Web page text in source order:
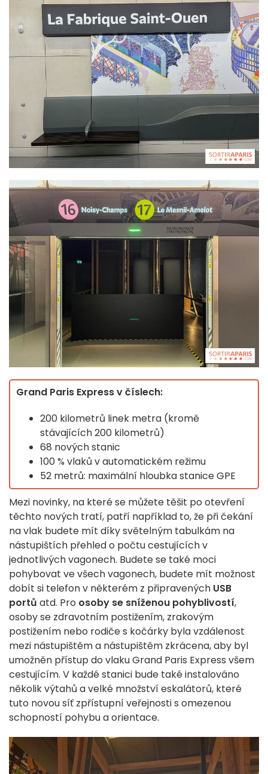
Grand Paris Express v číslech:
200 kilometrů linek metra (kromě
stávajících 200 kilometrů)
68 nových stanic
100 % vlaků v automatickém režimu
52 metrů: maximální hloubka stanice GPE
Mezi novinky, na které se můžete těšit po otevření
těchto nových tratí, patří například to, že při čekání
na vlak budete mít díky světelným tabulkám na
nástupištích přehled o počtu cestujících v
jednotlivých vagonech. Budete se také moci
pohybovat ve všech vagonech, budete mít možnost
dobít si telefon v některém z připravených USB
portů atd. Pro osoby se sníženou pohyblivostí,
osoby se zdravotním postižením, zrakovým
postižením nebo rodiče s kočárky byla vzdálenost
mezi nástupištěm a nástupištěm zkrácena, aby byl
umožněn přístup do vlaku Grand Paris Express všem
cestujícím. V každé stanici bude také instalováno
několik výtahů a velké množství eskalátorů, které
tuto novou síť zpřístupní veřejnosti s omezenou
schopností pohybu a orientace.